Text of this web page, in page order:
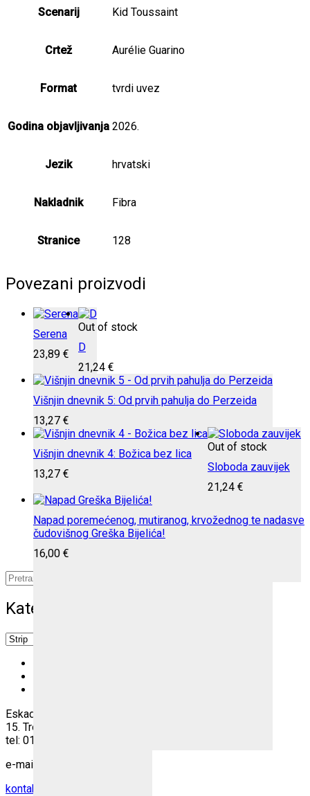
Scenarij Kid Toussaint
Crtež Aurélie Guarino
Format tvrdi uvez
Godina objavljivanja 2026.
Jezik hrvatski
Nakladnik Fibra
Stranice 128
Povezani proizvodi
Serena
23,89 €
Out of stock
D
21,24 €
Višnjin dnevnik 5: Od prvih pahulja do Perzeida
13,27 €
Višnjin dnevnik 4: Božica bez lica
13,27 €
Out of stock
Sloboda zauvijek
21,24 €
Napad poremećenog, mutiranog, krvožednog te nadasve
čudovišnog Greška Bijelića!
16,00 €
Pretraži:
Kategorije
Eskadrila d.o.o.
15. Trokut 1/B, Zagreb
tel: 01 6539 645
e-mail:
kontakt